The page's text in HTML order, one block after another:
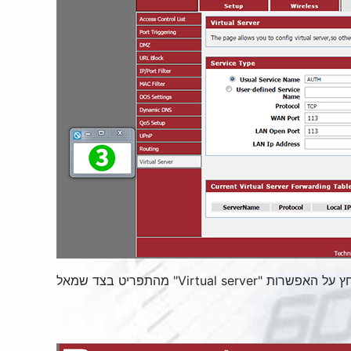
על האפשרות "Virtual server" מהתפריט בצד שמאל